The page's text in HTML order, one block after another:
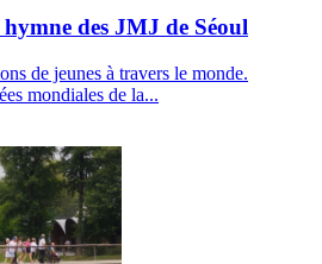
des JMJ de Séoul
de jeunes à travers le monde.
mondiales de la...